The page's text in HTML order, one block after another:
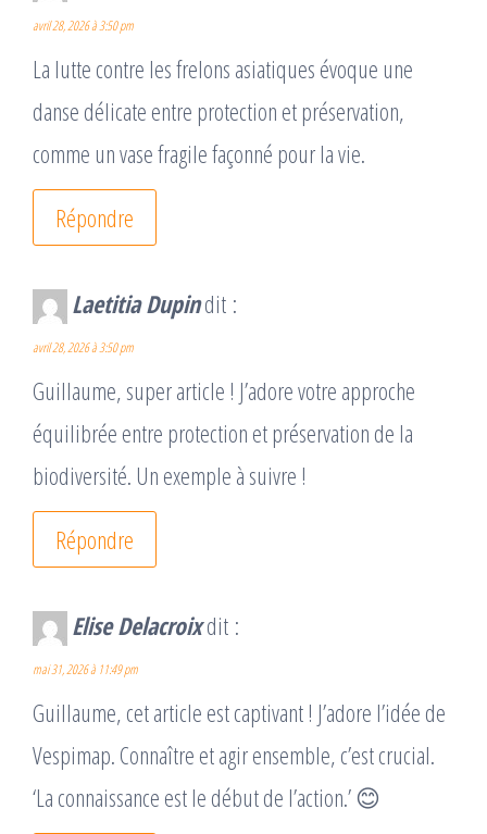
avril 28, 2026 à 3:50 pm
La lutte contre les frelons asiatiques évoque une
danse délicate entre protection et préservation,
comme un vase fragile façonné pour la vie.
Répondre
Laetitia Dupindit :
avril 28, 2026 à 3:50 pm
Guillaume, super article ! J’adore votre approche
équilibrée entre protection et préservation de la
biodiversité. Un exemple à suivre !
Répondre
Elise Delacroixdit :
mai 31, 2026 à 11:49 pm
Guillaume, cet article est captivant ! J’adore l’idée de
Vespimap. Connaître et agir ensemble, c’est crucial.
‘La connaissance est le début de l’action.’ 😊